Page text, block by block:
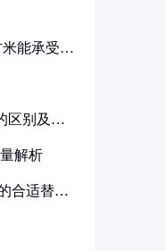
能承受多
区别及其
解析
合适替代